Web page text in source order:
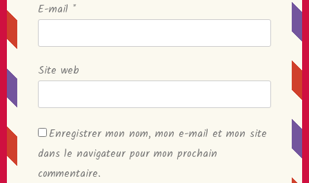
E-mail *
Site web
Enregistrer mon nom, mon e-mail et mon site
dans le navigateur pour mon prochain
commentaire.